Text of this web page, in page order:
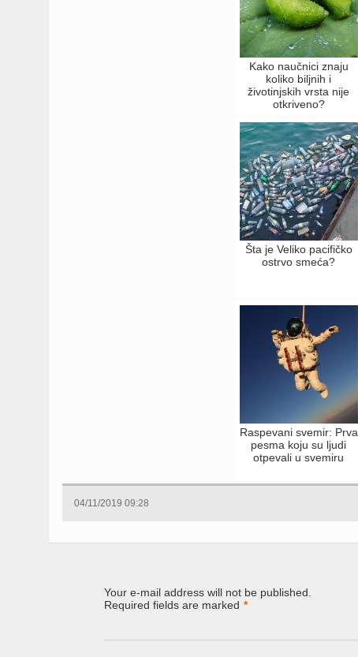
Kako naučnici znaju
koliko biljnih i
životinjskih vrsta nije
otkriveno?
Šta je Veliko pacifičko
ostrvo smeća?
Raspevani svemir: Prva
pesma koju su ljudi
otpevali u svemiru
04/11/2019 09:28
Your e-mail address will not be published.
Required fields are marked *